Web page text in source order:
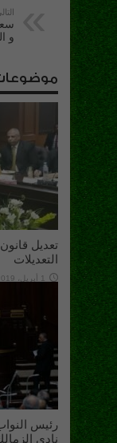
و
التعديلات
1 أبريل، 2019
رئيس
نادي